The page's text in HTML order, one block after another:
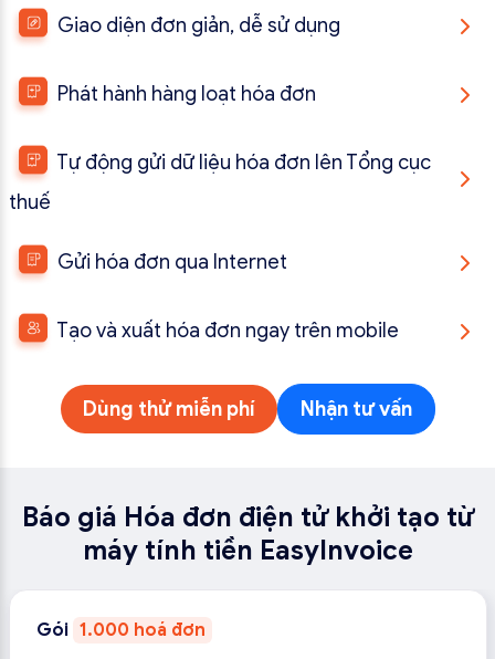
Giao diện đơn giản, dễ sử dụng
hành hóa đơn từ máy tính tiền nhanh chóng
Phát hành hàng loạt hóa đơn
tối đa thời gian và tránh sai sót
Tự động gửi dữ liệu hóa đơn lên Tổng cục
thuế
Thuế 24/7 không lo nộp chậm
Gửi hóa đơn qua Internet
gửi trực tiếp qua email, tin nhắn SMS hoặc các
phương thức khác mà khách hàng có thể nhận được
nhanh chóng.
Tạo và xuất hóa đơn ngay trên mobile
tử trực tiếp trên app mobile của EasyInvoice. Doanh
nghiệp dễ dàng phát hành hóa đơn mọi lúc, mọi nơi
Dùng thử miễn phí Nhận tư vấn
Báo giá Hóa đơn điện tử khởi tạo từ
máy tính tiền EasyInvoice
Gói 1.000 hoá đơn